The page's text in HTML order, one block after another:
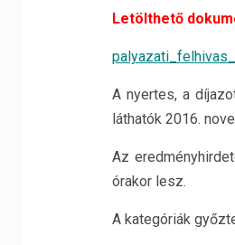
Letölthető
A nyertes, a
láthatók 2016.
Az
órakor lesz.
A kategóriák